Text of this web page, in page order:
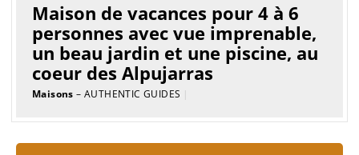
Maison de vacances pour 4 à 6
personnes avec vue imprenable,
un beau jardin et une piscine, au
coeur des Alpujarras
Maisons – AUTHENTIC GUIDES |